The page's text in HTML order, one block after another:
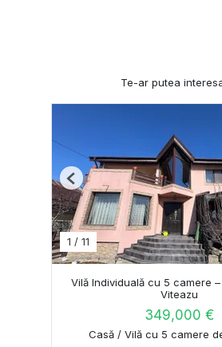
Te-ar putea
1 / 11
Previous
Vilă Individuală cu 5 camere
Viteazu
349,000 €
Casă / Vilă cu 5 camere